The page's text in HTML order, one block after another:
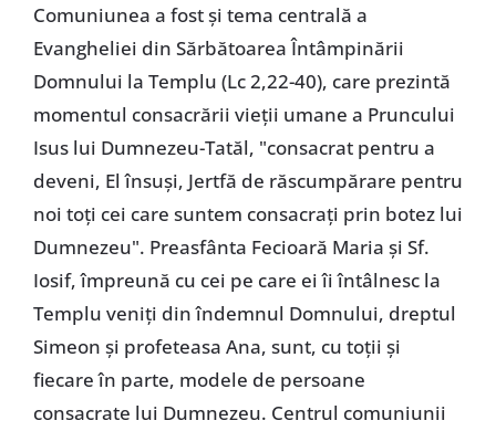
Comuniunea a fost şi tema centrală a
Evangheliei din Sărbătoarea Întâmpinării
Domnului la Templu (Lc 2,22-40), care prezintă
momentul consacrării vieţii umane a Pruncului
Isus lui Dumnezeu-Tatăl, "consacrat pentru a
deveni, El însuşi, Jertfă de răscumpărare pentru
noi toţi cei care suntem consacraţi prin botez lui
Dumnezeu". Preasfânta Fecioară Maria şi Sf.
Iosif, împreună cu cei pe care ei îi întâlnesc la
Templu veniţi din îndemnul Domnului, dreptul
Simeon şi profeteasa Ana, sunt, cu toţii şi
fiecare în parte, modele de persoane
consacrate lui Dumnezeu. Centrul comuniunii